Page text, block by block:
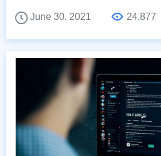
June 30, 2021
24,877